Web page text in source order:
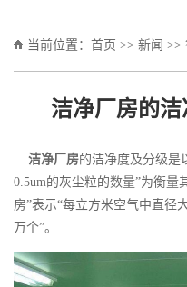
当前位置： 首页 >> 新闻 >>
洁净厂房的
洁净厂房的洁净度及分级是
0.5um的灰尘粒的数量”为衡量
房”表示“每立方米空气中直径
万个”。